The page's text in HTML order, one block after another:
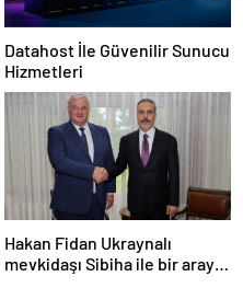
Datahost İle Güvenilir Sunucu
Hizmetleri
Hakan Fidan Ukraynalı
mevkidaşı Sibiha ile bir araya